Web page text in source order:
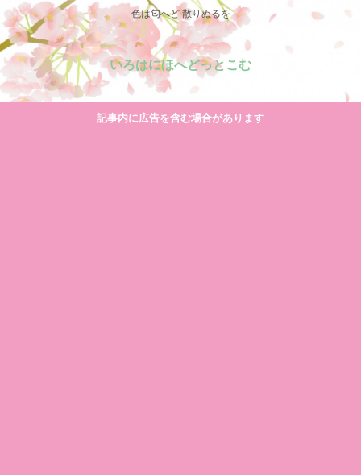
色は匂へど 散りぬるを
いろはにほへどっとこむ
記事内に広告を含む場合があります